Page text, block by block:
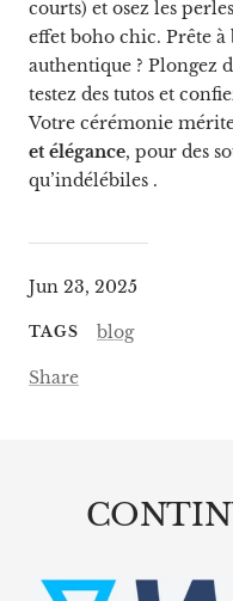
Jun 23, 2025
TAGS blog
Share
courts) et osez les
effet boho chic. Prête
authentique ? Plongez
testez des tutos et
Votre cérémonie
et élégance, pour des
qu’indélébiles .